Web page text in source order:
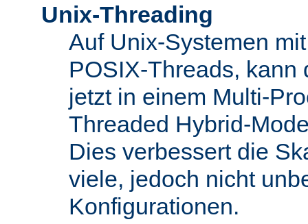
Unix-Threading
Auf Unix-Systemen
POSIX-Threads, kann
jetzt in einem Multi-
Threaded Hybrid-
Dies verbessert die
viele, jedoch nicht
Konfigurationen.